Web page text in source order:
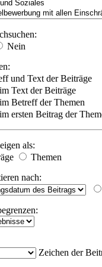
Nein
und Text der Beiträge
Text der Beiträge
Betreff der Themen
ersten Beitrag der
als:
Themen
nach:
Zeichen der